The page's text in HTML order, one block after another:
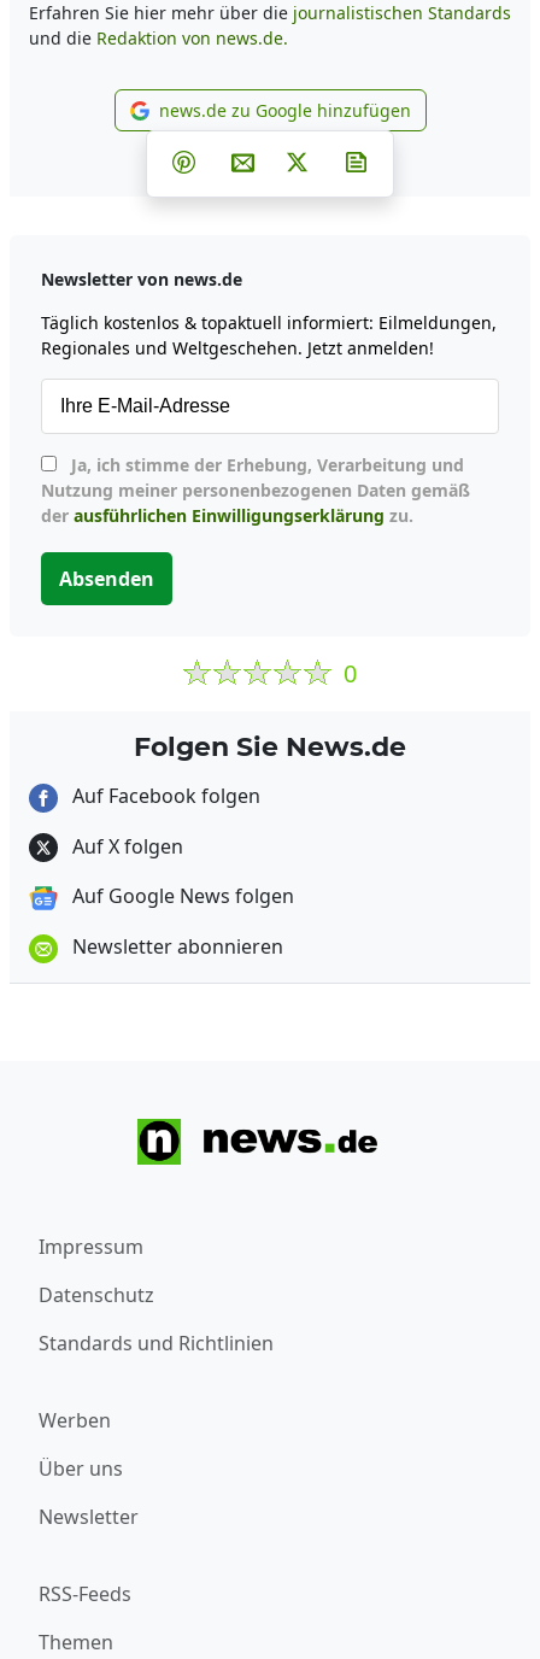
Erfahren Sie hier mehr über die journalistischen Standards
und die Redaktion von news.de.
news.de zu Google
news.de zu Google hinzufügen
Teilen auf Facebook
Teilen auf Whatsapp
Teilen auf Telegram
Teilen auf Pinterest
Per E-Mail teilen
Post auf X
Newsletter von news.de
Täglich kostenlos & topaktuell informiert: Eilmeldungen,
Regionales und Weltgeschehen. Jetzt anmelden!
Nutzung meiner personenbezogenen Daten gemäß
der ausführlichen Einwilligungserklärung zu.
Absenden
0
Folgen Sie News.de
Auf Facebook folgen
Auf X folgen
Auf Google News folgen
Newsletter abonnieren
Impressum
Datenschutz
Standards und Richtlinien
Werben
Über uns
Newsletter
RSS-Feeds
Themen